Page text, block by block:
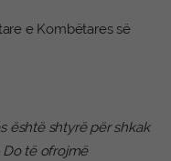
e Kombëtares së
është shtyrë për shkak
të ofrojmë